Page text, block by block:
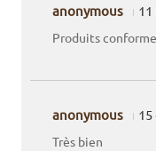
anonymous
Produits
anonymous
Très bien